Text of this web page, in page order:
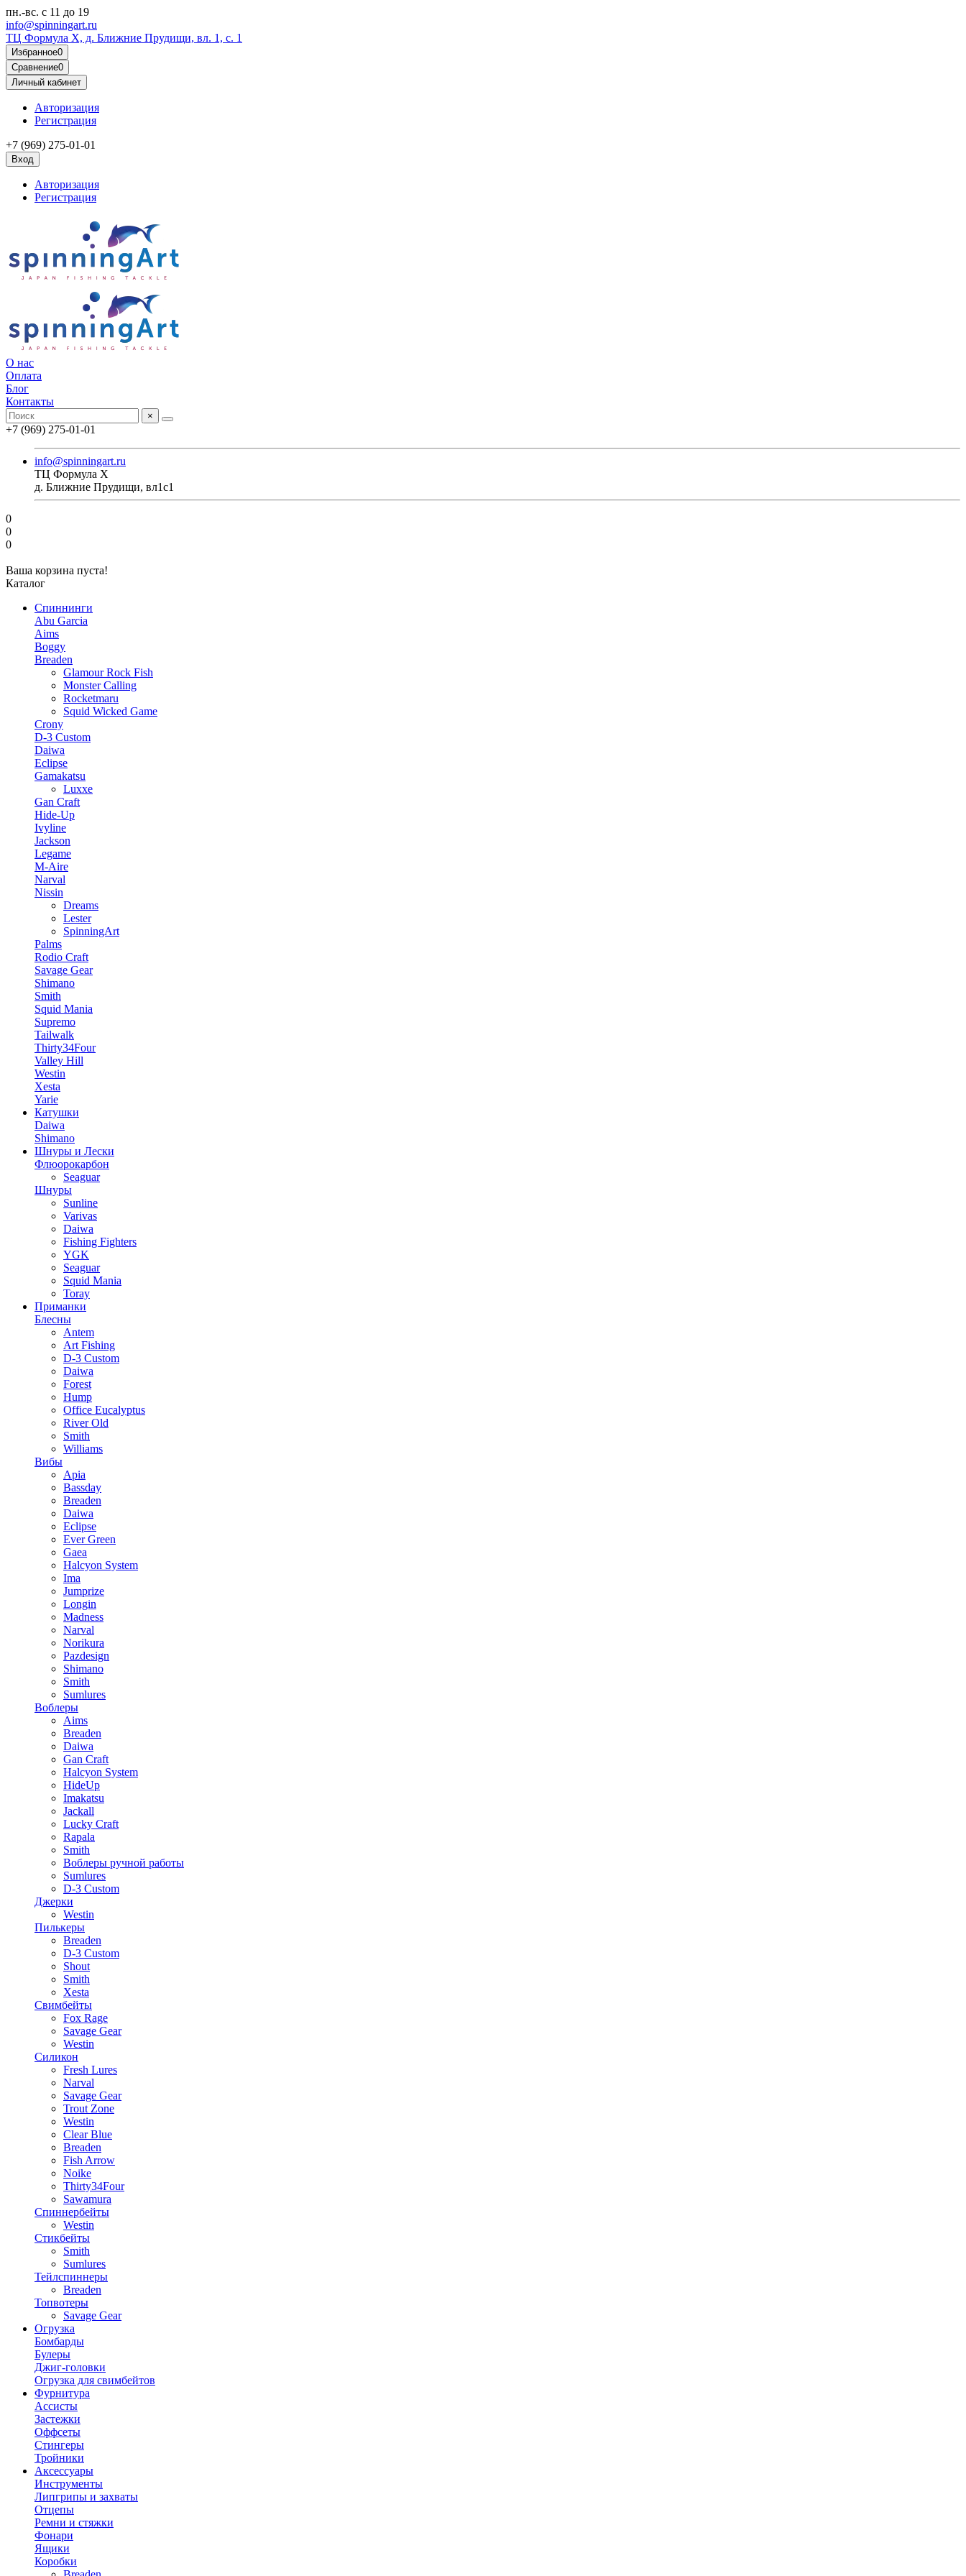
пн.-вс. с 11 до 19
info@spinningart.ru
ТЦ Формула X, д. Ближние Прудищи, вл. 1, с. 1
Избранное0
Сравнение0
Личный кабинет
Авторизация
Регистрация
+7 (969) 275-01-01
Вход
Авторизация
Регистрация
О нас
Оплата
Блог
Контакты
×
+7 (969) 275-01-01
info@spinningart.ru
ТЦ Формула X
д. Ближние Прудищи, вл1с1
0
0
0
Ваша корзина пуста!
Каталог
Спиннинги
Abu Garcia
Aims
Boggy
Breaden
Glamour Rock Fish
Monster Calling
Rocketmaru
Squid Wicked Game
Crony
D-3 Custom
Daiwa
Eclipse
Gamakatsu
Luxxe
Gan Craft
Hide-Up
Ivyline
Jackson
Legame
M-Aire
Narval
Nissin
Dreams
Lester
SpinningArt
Palms
Rodio Craft
Savage Gear
Shimano
Smith
Squid Mania
Supremo
Tailwalk
Thirty34Four
Valley Hill
Westin
Xesta
Yarie
Катушки
Daiwa
Shimano
Шнуры и Лески
Флюорокарбон
Seaguar
Шнуры
Sunline
Varivas
Daiwa
Fishing Fighters
YGK
Seaguar
Squid Mania
Toray
Приманки
Блесны
Antem
Art Fishing
D-3 Custom
Daiwa
Forest
Hump
Office Eucalyptus
River Old
Smith
Williams
Вибы
Apia
Bassday
Breaden
Daiwa
Eclipse
Ever Green
Gaea
Halcyon System
Ima
Jumprize
Longin
Madness
Narval
Norikura
Pazdesign
Shimano
Smith
Sumlures
Воблеры
Aims
Breaden
Daiwa
Gan Craft
Halcyon System
HideUp
Imakatsu
Jackall
Lucky Craft
Rapala
Smith
Воблеры ручной работы
Sumlures
D-3 Custom
Джерки
Westin
Пилькеры
Breaden
D-3 Custom
Shout
Smith
Xesta
Свимбейты
Fox Rage
Savage Gear
Westin
Силикон
Fresh Lures
Narval
Savage Gear
Trout Zone
Westin
Clear Blue
Breaden
Fish Arrow
Noike
Thirty34Four
Sawamura
Спиннербейты
Westin
Стикбейты
Smith
Sumlures
Тейлспиннеры
Breaden
Топвотеры
Savage Gear
Огрузка
Бомбарды
Булеры
Джиг-головки
Огрузка для свимбейтов
Фурнитура
Ассисты
Застежки
Оффсеты
Стингеры
Тройники
Аксессуары
Инструменты
Липгрипы и захваты
Отцепы
Ремни и стяжки
Фонари
Ящики
Коробки